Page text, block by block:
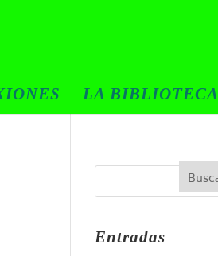
LA BIBLIOTECA
Entradas